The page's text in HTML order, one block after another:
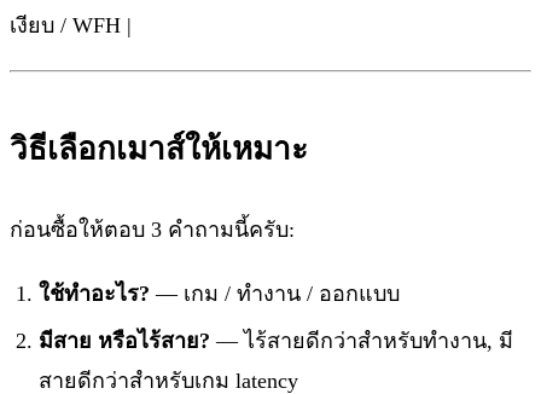
เงียบ / WFH |
วิธีเลือกเมาส์ให้เหมาะ
ก่อนซื้อให้ตอบ 3 คำถามนี้ครับ:
ใช้ทำอะไร? — เกม / ทำงาน / ออกแบบ
มีสาย หรือไร้สาย? — ไร้สายดีกว่าสำหรับทำงาน, มี
สายดีกว่าสำหรับเกม latency